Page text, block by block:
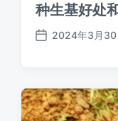
种生基好处
发
期
2024年3月30